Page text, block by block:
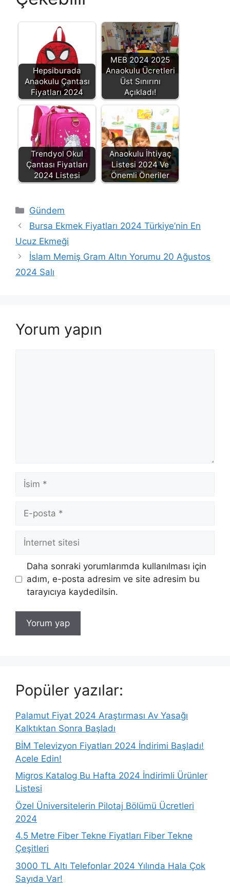
Hepsiburada
Anaokulu Çantası
Fiyatları 2024
MEB 2024 2025
Anaokulu Ücretleri
Üst Sınırını
Açıkladı!
Trendyol Okul
Çantası Fiyatları
2024 Listesi
Anaokulu İhtiyaç
Listesi 2024 Ve
Önemli Öneriler
Kategoriler
Gündem
Bursa Ekmek Fiyatları 2024 Türkiye’nin En
Ucuz Ekmeği
İslam Memiş Gram Altın Yorumu 20 Ağustos
2024 Salı
Yorum yapın
İsim
posta
İnternet
sitesi
Daha sonraki yorumlarımda kullanılması için
adım, e-posta adresim ve site adresim bu
tarayıcıya kaydedilsin.
Popüler yazılar:
Palamut Fiyat 2024 Araştırması Av Yasağı
Kalktıktan Sonra Başladı
BİM Televizyon Fiyatları 2024 İndirimi Başladı!
Acele Edin!
Migros Katalog Bu Hafta 2024 İndirimli Ürünler
Listesi
Özel Üniversitelerin Pilotaj Bölümü Ücretleri
2024
4.5 Metre Fiber Tekne Fiyatları Fiber Tekne
Çeşitleri
3000 TL Altı Telefonlar 2024 Yılında Hala Çok
Sayıda Var!